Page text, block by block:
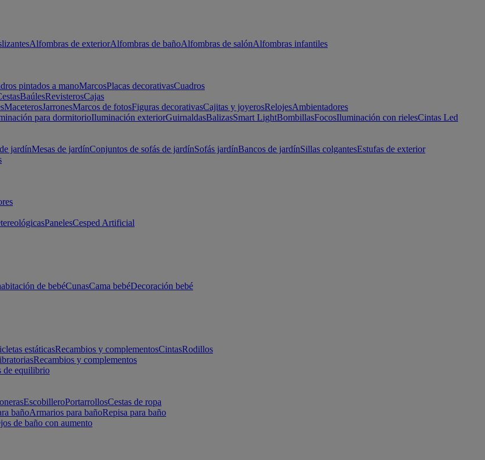
Alfombras de exteriorAlfombras de bañoAlfombras de salónAlfombras infantiles
pintados a manoMarcosPlacas decorativasCuadros
BaúlesRevisterosCajas
MaceterosJarronesMarcos de fotosFiguras decorativasCajitas y joyerosRelojesAmbientadores
para dormitorioIluminación exteriorGuirnaldasBalizasSmart LightBombillasFocosIluminación con rielesCintas Led
jardínMesas de jardínConjuntos de sofás de jardínSofás jardínBancos de jardínSillas colgantesEstufas de exterior
PanelesCesped Artificial
de bebéCunasCama bebéDecoración bebé
estáticasRecambios y complementosCintasRodillos
Recambios y complementos
de equilibrio
EscobilleroPortarrollosCestas de ropa
bañoArmarios para bañoRepisa para baño
de baño con aumento